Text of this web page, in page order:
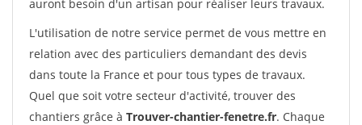
auront besoin d'un artisan pour réaliser leurs travaux.
L'utilisation de notre service permet de vous mettre en
relation avec des particuliers demandant des devis
dans toute la France et pour tous types de travaux.
Quel que soit votre secteur d'activité, trouver des
chantiers grâce à Trouver-chantier-fenetre.fr. Chaque